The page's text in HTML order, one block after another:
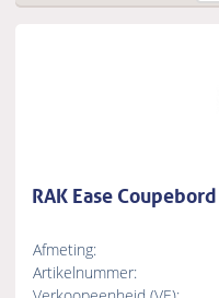
RAK Ease
Afmeting:
Artikelnummer: